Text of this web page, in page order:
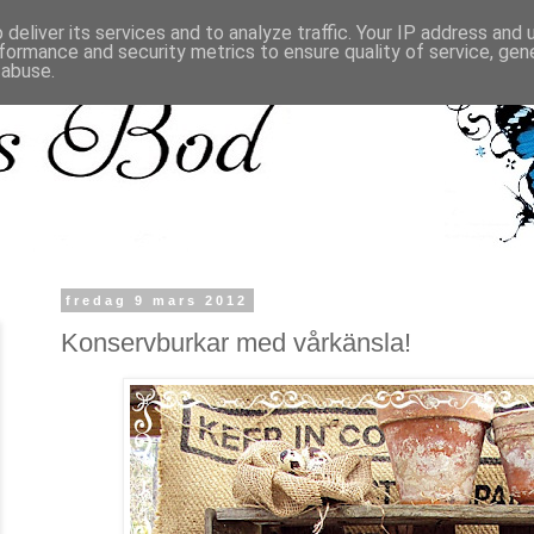
fredag 9 mars 2012
Konservburkar med vårkänsla!
its services and to analyze traffic. Your IP address and
and security metrics to ensure quality of service,